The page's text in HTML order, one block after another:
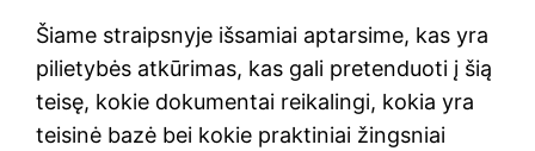
Šiame straipsnyje išsamiai aptarsime, kas yra
pilietybės atkūrimas, kas gali pretenduoti į šią
teisę, kokie dokumentai reikalingi, kokia yra
teisinė bazė bei kokie praktiniai žingsniai